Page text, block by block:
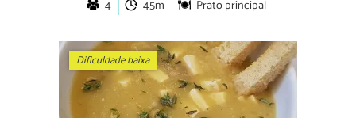
4 45m Prato principal
Dificuldade baixa